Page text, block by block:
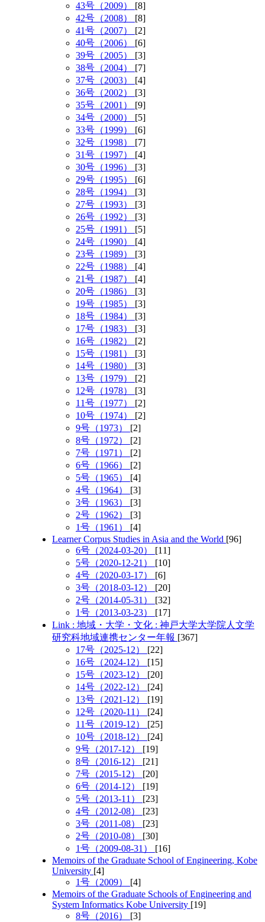
43号（2009） [8]
42号（2008） [8]
41号（2007） [2]
40号（2006） [6]
39号（2005） [3]
38号（2004） [7]
37号（2003） [4]
36号（2002） [3]
35号（2001） [9]
34号（2000） [5]
33号（1999） [6]
32号（1998） [7]
31号（1997） [4]
30号（1996） [3]
29号（1995） [6]
28号（1994） [3]
27号（1993） [3]
26号（1992） [3]
25号（1991） [5]
24号（1990） [4]
23号（1989） [3]
22号（1988） [4]
21号（1987） [4]
20号（1986） [3]
19号（1985） [3]
18号（1984） [3]
17号（1983） [3]
16号（1982） [2]
15号（1981） [3]
14号（1980） [3]
13号（1979） [2]
12号（1978） [3]
11号（1977） [2]
10号（1974） [2]
9号（1973） [2]
8号（1972） [2]
7号（1971） [2]
6号（1966） [2]
5号（1965） [4]
4号（1964） [3]
3号（1963） [3]
2号（1962） [3]
1号（1961） [4]
Learner Corpus Studies in Asia and the World [96]
6号（2024-03-20） [11]
5号（2020-12-21） [10]
4号（2020-03-17） [6]
3号（2018-03-12） [20]
2号（2014-05-31） [32]
1号（2013-03-23） [17]
Link : 地域・大学・文化 : 神戸大学大学院人文学
研究科地域連携センター年報 [367]
17号（2025-12） [22]
16号（2024-12） [15]
15号（2023-12） [20]
14号（2022-12） [24]
13号（2021-12） [19]
12号（2020-11） [24]
11号（2019-12） [25]
10号（2018-12） [24]
9号（2017-12） [19]
8号（2016-12） [21]
7号（2015-12） [20]
6号（2014-12） [19]
5号（2013-11） [23]
4号（2012-08） [23]
3号（2011-08） [23]
2号（2010-08） [30]
1号（2009-08-31） [16]
Memoirs of the Graduate School of Engineering, Kobe
University [4]
1号（2009） [4]
Memoirs of the Graduate Schools of Engineering and
System Informatics Kobe University [19]
8号（2016） [3]